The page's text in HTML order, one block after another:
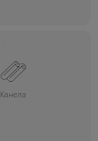
Канела